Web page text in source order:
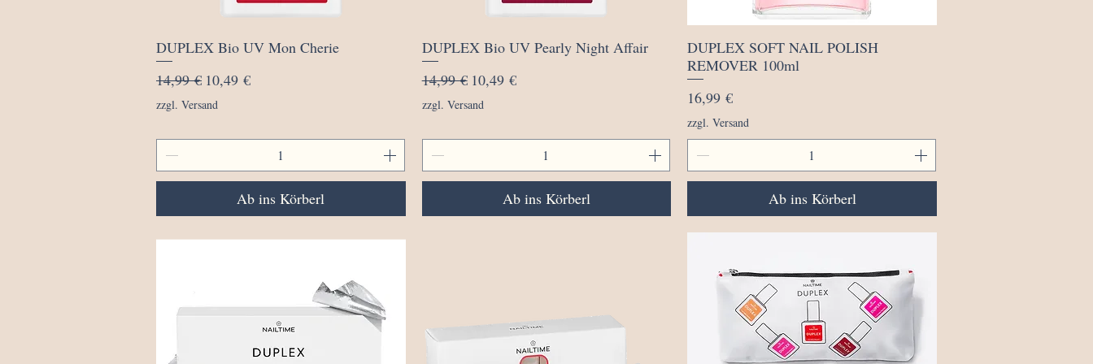
Schnellansicht
DUPLEX Bio UV Mon Cherie
Standardpreis
14,99 € Sale-Preis
10,49 €
zzgl. Versand
Ab ins Körberl
Schnellansicht
DUPLEX Bio UV Pearly Night Affair
Standardpreis
14,99 € Sale-Preis
10,49 €
zzgl. Versand
Ab ins Körberl
Schnellansicht
DUPLEX SOFT NAIL POLISH
REMOVER 100ml
Preis
16,99 €
zzgl. Versand
Ab ins Körberl